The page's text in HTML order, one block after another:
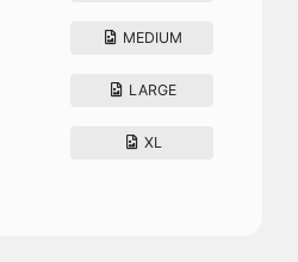
MEDIUM
LARGE
XL